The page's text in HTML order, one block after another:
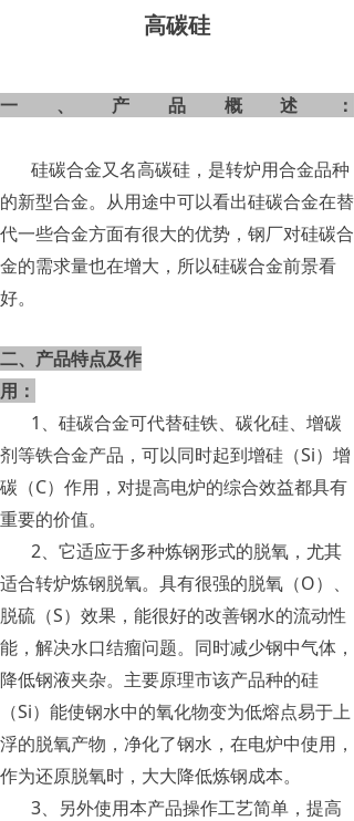
高碳硅
一、产品概述：
硅碳合金又名高碳硅，是转炉用合金品种
的新型合金。从用途中可以看出硅碳合金在替
代一些合金方面有很大的优势，钢厂对硅碳合
金的需求量也在增大，所以硅碳合金前景看
好。
二、产品特点及作
用：
1、硅碳合金可代替硅铁、碳化硅、增碳
剂等铁合金产品，可以同时起到增硅（Si）增
碳（C）作用，对提高电炉的综合效益都具有
重要的价值。
2、它适应于多种炼钢形式的脱氧，尤其
适合转炉炼钢脱氧。具有很强的脱氧（O）、
脱硫（S）效果，能很好的改善钢水的流动性
能，解决水口结瘤问题。同时减少钢中气体，
降低钢液夹杂。主要原理市该产品种的硅
（Si）能使钢水中的氧化物变为低熔点易于上
浮的脱氧产物，净化了钢水，在电炉中使用，
作为还原脱氧时，大大降低炼钢成本。
3、另外使用本产品操作工艺简单，提高